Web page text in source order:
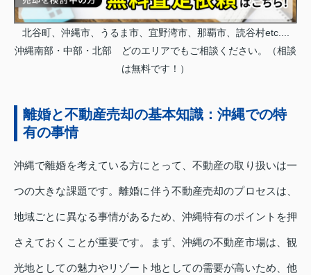
北谷町、沖縄市、うるま市、宜野湾市、那覇市、読谷村etc....
沖縄南部・中部・北部 どのエリアでもご相談ください。（相談
は無料です！）
離婚と不動産売却の基本知識：沖縄での特
有の事情
沖縄で離婚を考えている方にとって、不動産の取り扱いは一
つの大きな課題です。離婚に伴う不動産売却のプロセスは、
地域ごとに異なる事情があるため、沖縄特有のポイントを押
さえておくことが重要です。まず、沖縄の不動産市場は、観
光地としての魅力やリゾート地としての需要が高いため、他